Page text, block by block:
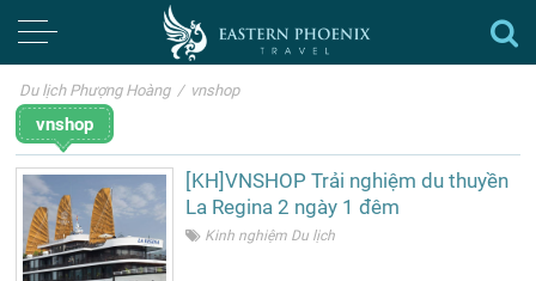
Du lịch Phượng Hoàng / vnshop
vnshop
[KH]VNSHOP Trải nghiệm du thuyền
La Regina 2 ngày 1 đêm
Kinh nghiệm Du lịch